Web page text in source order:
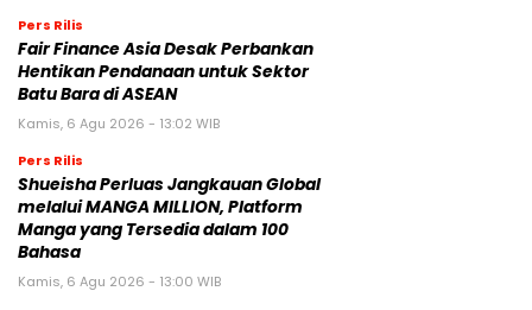
Pers Rilis
Fair Finance Asia Desak Perbankan
Hentikan Pendanaan untuk Sektor
Batu Bara di ASEAN
Kamis, 6 Agu 2026 - 13:02 WIB
Pers Rilis
Shueisha Perluas Jangkauan Global
melalui MANGA MILLION, Platform
Manga yang Tersedia dalam 100
Bahasa
Kamis, 6 Agu 2026 - 13:00 WIB